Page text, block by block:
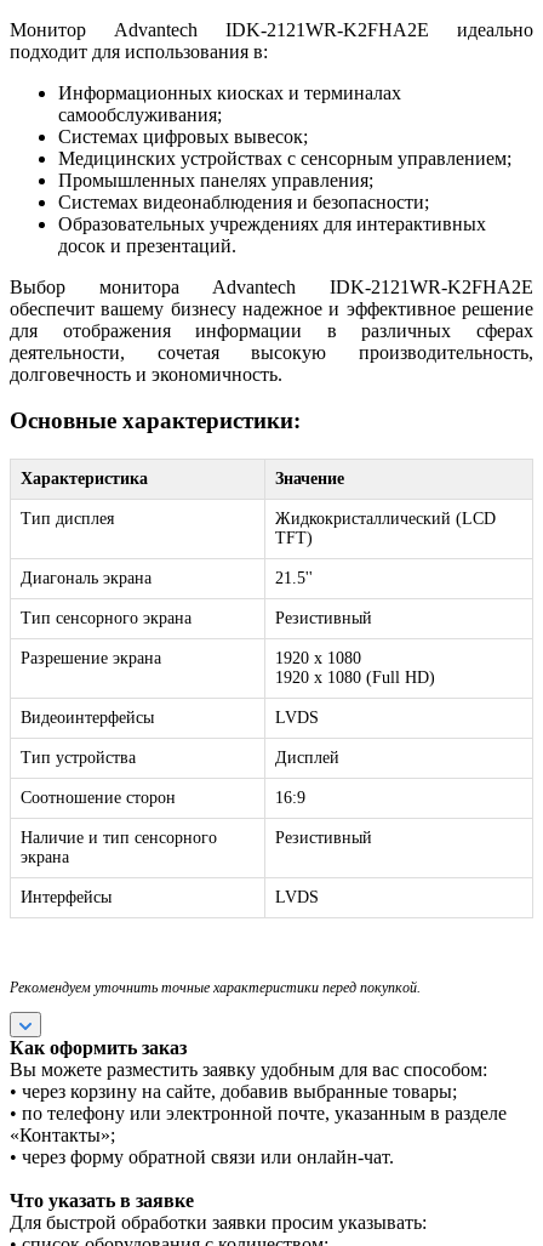
Монитор Advantech IDK-2121WR-K2FHA2E идеально
подходит для использования в:
Информационных киосках и терминалах
самообслуживания;
Системах цифровых вывесок;
Медицинских устройствах с сенсорным управлением;
Промышленных панелях управления;
Системах видеонаблюдения и безопасности;
Образовательных учреждениях для интерактивных
досок и презентаций.
Выбор монитора Advantech IDK-2121WR-K2FHA2E
обеспечит вашему бизнесу надежное и эффективное решение
для отображения информации в различных сферах
деятельности, сочетая высокую производительность,
долговечность и экономичность.
Основные характеристики:
Характеристика Значение
Тип дисплея
Жидкокристаллический (LCD
TFT)
Диагональ экрана 21.5''
Тип сенсорного экрана Резистивный
Разрешение экрана
1920 x 1080
1920 x 1080 (Full HD)
Видеоинтерфейсы LVDS
Тип устройства Дисплей
Соотношение сторон 16:9
Наличие и тип сенсорного
экрана
Резистивный
Интерфейсы LVDS
Рекомендуем уточнить точные характеристики перед покупкой.
Как оформить заказ
Вы можете разместить заявку удобным для вас способом:
• через корзину на сайте, добавив выбранные товары;
• по телефону или электронной почте, указанным в разделе
«Контакты»;
• через форму обратной связи или онлайн-чат.
Что указать в заявке
Для быстрой обработки заявки просим указывать: